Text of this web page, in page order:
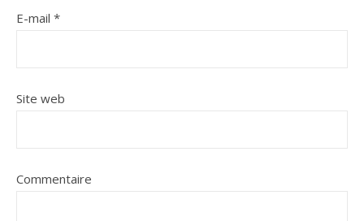
E-mail *
Site web
Commentaire